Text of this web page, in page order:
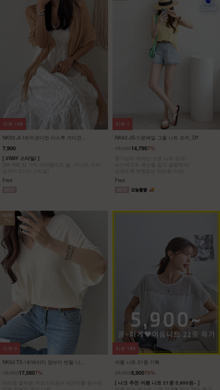
KO52-O-03/아이스 페이점프수트_HJ
25,900
[55~88] 찰랑찰랑 시원해~ 데일리룩으로 딱!
페이즐리 와이드 점프수트
F(55~88)
리뷰 15
여름 원피스 21종 기획
73%
25,9006,900
#휴양지룩 #바캉스 #데일리 원피스 6,900원부
F,L,XL
리뷰 251
NK62-OS-12/타임트리 반팔 원피스
16,900
하루 종일 편안하면서도 스타일도 놓치지 않은
리뷰 3
NK62-OS-10/카프리 민소매 원피스
23,900
[55-88] 은은하게 흐르는 드레이프가 여성스러
리뷰 3